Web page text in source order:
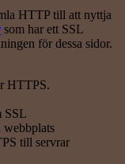
HTTP till att nyttja
som har ett SSL
för dessa sidor.
HTTPS.
SSL
webbplats
till servrar